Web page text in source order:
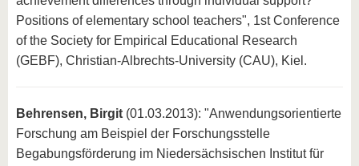
Positions of elementary school teachers", 1st Conference
of the Society for Empirical Educational Research
(GEBF), Christian-Albrechts-University (CAU), Kiel.
Behrensen, Birgit (01.03.2013): "Anwendungsorientierte
Forschung am Beispiel der Forschungsstelle
Begabungsförderung im Niedersächsischen Institut für